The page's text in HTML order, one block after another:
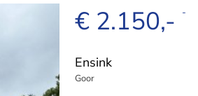
€ 2.150,- -
Ensink
Goor